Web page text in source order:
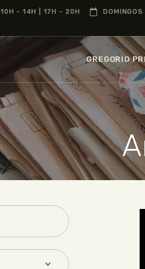
10H - 14H | 17H - 20H
GREGORIO